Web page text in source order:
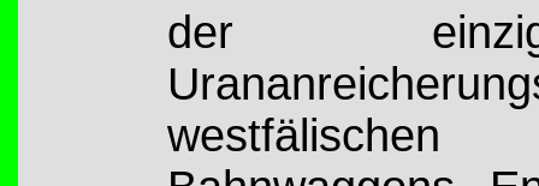
der
westfälischen